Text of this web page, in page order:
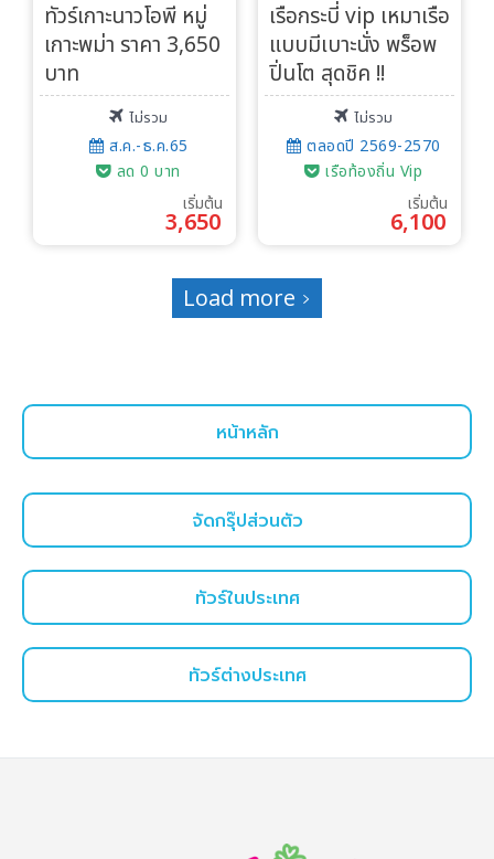
ทัวร์เกาะนาวโอพี หมู่
เกาะพม่า ราคา 3,650
บาท
ไม่รวม
ส.ค.-ธ.ค.65
ลด 0 บาท
เริ่มต้น
3,650
เรือกระบี่ vip เหมาเรือ
แบบมีเบาะนั่ง พร็อพ
ปิ่นโต สุดชิค !!
ไม่รวม
ตลอดปี 2569-2570
เรือท้องถิ่น Vip
เริ่มต้น
6,100
Load more
หน้าหลัก
จัดกรุ๊ปส่วนตัว
ทัวร์ในประเทศ
ทัวร์ต่างประเทศ